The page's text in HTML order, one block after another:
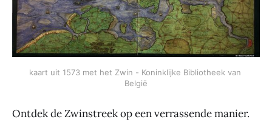
kaart uit 1573 met het Zwin - Koninklijke Bibliotheek van
België
Ontdek de Zwinstreek op een verrassende manier.